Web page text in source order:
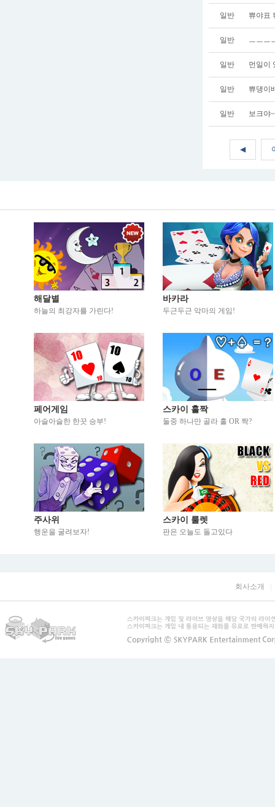
일반 쀼야표
일반 ㅡㅡㅡ
일반 먼일이
일반 쀼댕이
일반 보크야~
◀
해달별
하늘의 최강자를 가린다!
바카라
두근두근 악마의 게임!
페어게임
아슬아슬한 한끗 승부!
스카이 홀짝
둘중 하나만 골라 홀 OR 짝?
주사위
행운을 굴려보자!
스카이 룰렛
판은 오늘도 돌고있다
회사소개